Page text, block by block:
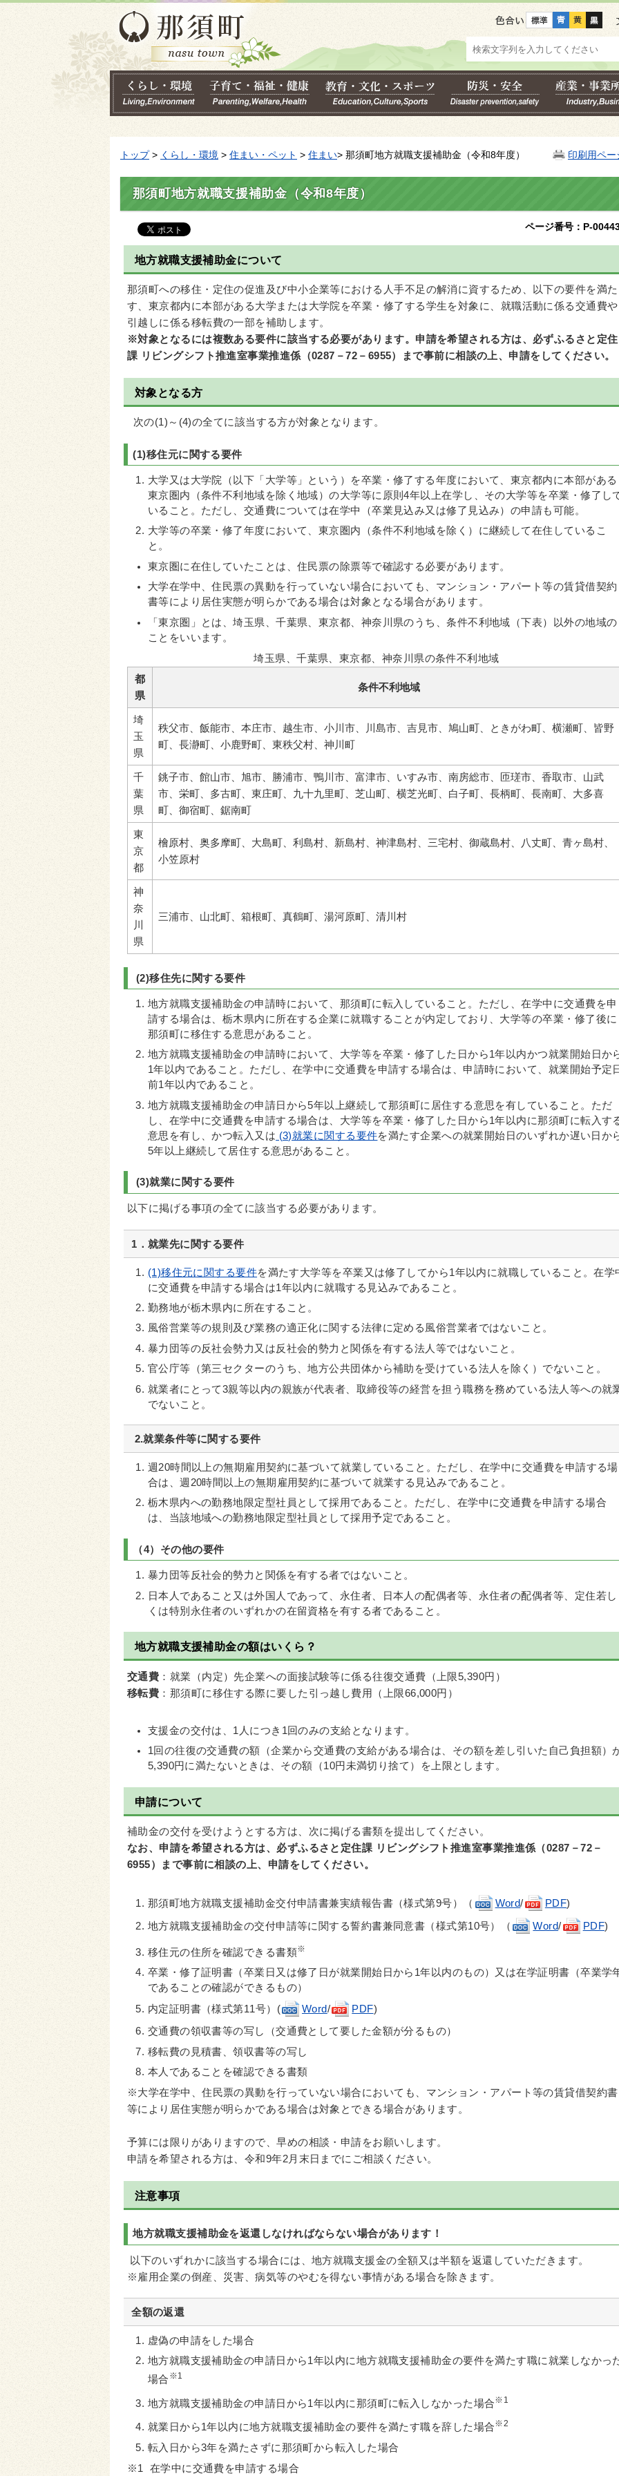
色合い
印刷用ペー
トップ> くらし・環境 > 住まい・ペット > 住まい> 那須町地方就職支援補助金（令和8年度）
那須町地方就職支援補助金（令和8年度）
ページ番号：P-
地方就職支援補助金について
那須町への移住・定住の促進及び中小企業等における人手不足の解消に資するため、以下の要件を満た
す、東京都内に本部がある大学または大学院を卒業・修了する学生を対象に、就職活動に係る交通費や
引越しに係る移転費の一部を補助します。
※対象となるには複数ある要件に該当する必要があります。申請を希望される方は、必ずふるさと定住
課 リビングシフト推進室事業推進係（0287－72－6955）まで事前に相談の上、申請をしてください。
対象となる方
次の(1)～(4)の全てに該当する方が対象となります。
(1)移住元に関する要件
大学又は大学院（以下「大学等」という）を卒業・修了する年度において、東京都内に本部がある
東京圏内（条件不利地域を除く地域）の大学等に原則4年以上在学し、その大学等を卒業・修了し
いること。ただし、交通費については在学中（卒業見込み又は修了見込み）の申請も可能。
大学等の卒業・修了年度において、東京圏内（条件不利地域を除く）に継続して在住しているこ
と。
東京圏に在住していたことは、住民票の除票等で確認する必要があります。
大学在学中、住民票の異動を行っていない場合においても、マンション・アパート等の賃貸借契約
書等により居住実態が明らかである場合は対象となる場合があります。
「東京圏」とは、埼玉県、千葉県、東京都、神奈川県のうち、条件不利地域（下表）以外の地域の
ことをいいます。
埼玉県、千葉県、東京都、神奈川県の条件不利地域
都
県
条件不利地域
埼
玉
県
秩父市、飯能市、本庄市、越生市、小川市、川島市、吉見市、鳩山町、ときがわ町、横瀬町、皆野
町、長瀞町、小鹿野町、東秩父村、神川町
千
葉
県
銚子市、館山市、旭市、勝浦市、鴨川市、富津市、いすみ市、南房総市、匝瑳市、香取市、山武
市、栄町、多古町、東庄町、九十九里町、芝山町、横芝光町、白子町、長柄町、長南町、大多喜
町、御宿町、鋸南町
東
京
都
檜原村、奥多摩町、大島町、利島村、新島村、神津島村、三宅村、御蔵島村、八丈町、青ヶ島村、
小笠原村
神
奈
川
県
三浦市、山北町、箱根町、真鶴町、湯河原町、清川村
(2)移住先に関する要件
地方就職支援補助金の申請時において、那須町に転入していること。ただし、在学中に交通費を申
請する場合は、栃木県内に所在する企業に就職することが内定しており、大学等の卒業・修了後に
那須町に移住する意思があること。
地方就職支援補助金の申請時において、大学等を卒業・修了した日から1年以内かつ就業開始日か
1年以内であること。ただし、在学中に交通費を申請する場合は、申請時において、就業開始予定
前1年以内であること。
地方就職支援補助金の申請日から5年以上継続して那須町に居住する意思を有していること。ただ
し、在学中に交通費を申請する場合は、大学等を卒業・修了した日から1年以内に那須町に転入す
意思を有し、かつ転入又は (3)就業に関する要件を満たす企業への就業開始日のいずれか遅い日か
5年以上継続して居住する意思があること。
(3)就業に関する要件
以下に掲げる事項の全てに該当する必要があります。
1．就業先に関する要件
(1)移住元に関する要件を満たす大学等を卒業又は修了してから1年以内に就職していること。在学
に交通費を申請する場合は1年以内に就職する見込みであること。
勤務地が栃木県内に所在すること。
風俗営業等の規則及び業務の適正化に関する法律に定める風俗営業者ではないこと。
暴力団等の反社会勢力又は反社会的勢力と関係を有する法人等ではないこと。
官公庁等（第三セクターのうち、地方公共団体から補助を受けている法人を除く）でないこと。
就業者にとって3親等以内の親族が代表者、取締役等の経営を担う職務を務めている法人等への就
でないこと。
2.就業条件等に関する要件
週20時間以上の無期雇用契約に基づいて就業していること。ただし、在学中に交通費を申請する場
合は、週20時間以上の無期雇用契約に基づいて就業する見込みであること。
栃木県内への勤務地限定型社員として採用であること。ただし、在学中に交通費を申請する場合
は、当該地域への勤務地限定型社員として採用予定であること。
（4）その他の要件
暴力団等反社会的勢力と関係を有する者ではないこと。
日本人であること又は外国人であって、永住者、日本人の配偶者等、永住者の配偶者等、定住若し
くは特別永住者のいずれかの在留資格を有する者であること。
地方就職支援補助金の額はいくら？
交通費 ：就業（内定）先企業への面接試験等に係る往復交通費（上限5,390円）
移転費 ：那須町に移住する際に要した引っ越し費用（上限66,000円）
支援金の交付は、1人につき1回のみの支給となります。
1回の往復の交通費の額（企業から交通費の支給がある場合は、その額を差し引いた自己負担額）
5,390円に満たないときは、その額（10円未満切り捨て）を上限とします。
申請について
補助金の交付を受けようとする方は、次に掲げる書類を提出してください。
なお、申請を希望される方は、必ずふるさと定住課 リビングシフト推進室事業推進係（0287－72－
6955）まで事前に相談の上、申請をしてください。
那須町地方就職支援補助金交付申請書兼実績報告書（様式第9号）（ Word/ PDF)
地方就職支援補助金の交付申請等に関する誓約書兼同意書（様式第10号）（ Word/ PDF)
移住元の住所を確認できる書類※
卒業・修了証明書（卒業日又は修了日が就業開始日から1年以内のもの）又は在学証明書（卒業学
であることの確認ができるもの）
内定証明書（様式第11号）(
Word/ PDF)
交通費の領収書等の写し（交通費として要した金額が分るもの）
移転費の見積書、領収書等の写し
本人であることを確認できる書類
※大学在学中、住民票の異動を行っていない場合においても、マンション・アパート等の賃貸借契約書
等により居住実態が明らかである場合は対象とできる場合があります。
予算には限りがありますので、早めの相談・申請をお願いします。
申請を希望される方は、令和9年2月末日までにご相談ください。
注意事項
地方就職支援補助金を返還しなければならない場合があります！
以下のいずれかに該当する場合には、地方就職支援金の全額又は半額を返還していただきます。
※雇用企業の倒産、災害、病気等のやむを得ない事情がある場合を除きます。
全額の返還
虚偽の申請をした場合
地方就職支援補助金の申請日から1年以内に地方就職支援補助金の要件を満たす職に就業しなかっ
場合 ※1
地方就職支援補助金の申請日から1年以内に那須町に転入しなかった場合※1
就業日から1年以内に地方就職支援補助金の要件を満たす職を辞した場合※2
転入日から3年を満たさずに那須町から転入した場合
※1 在学中に交通費を申請する場合